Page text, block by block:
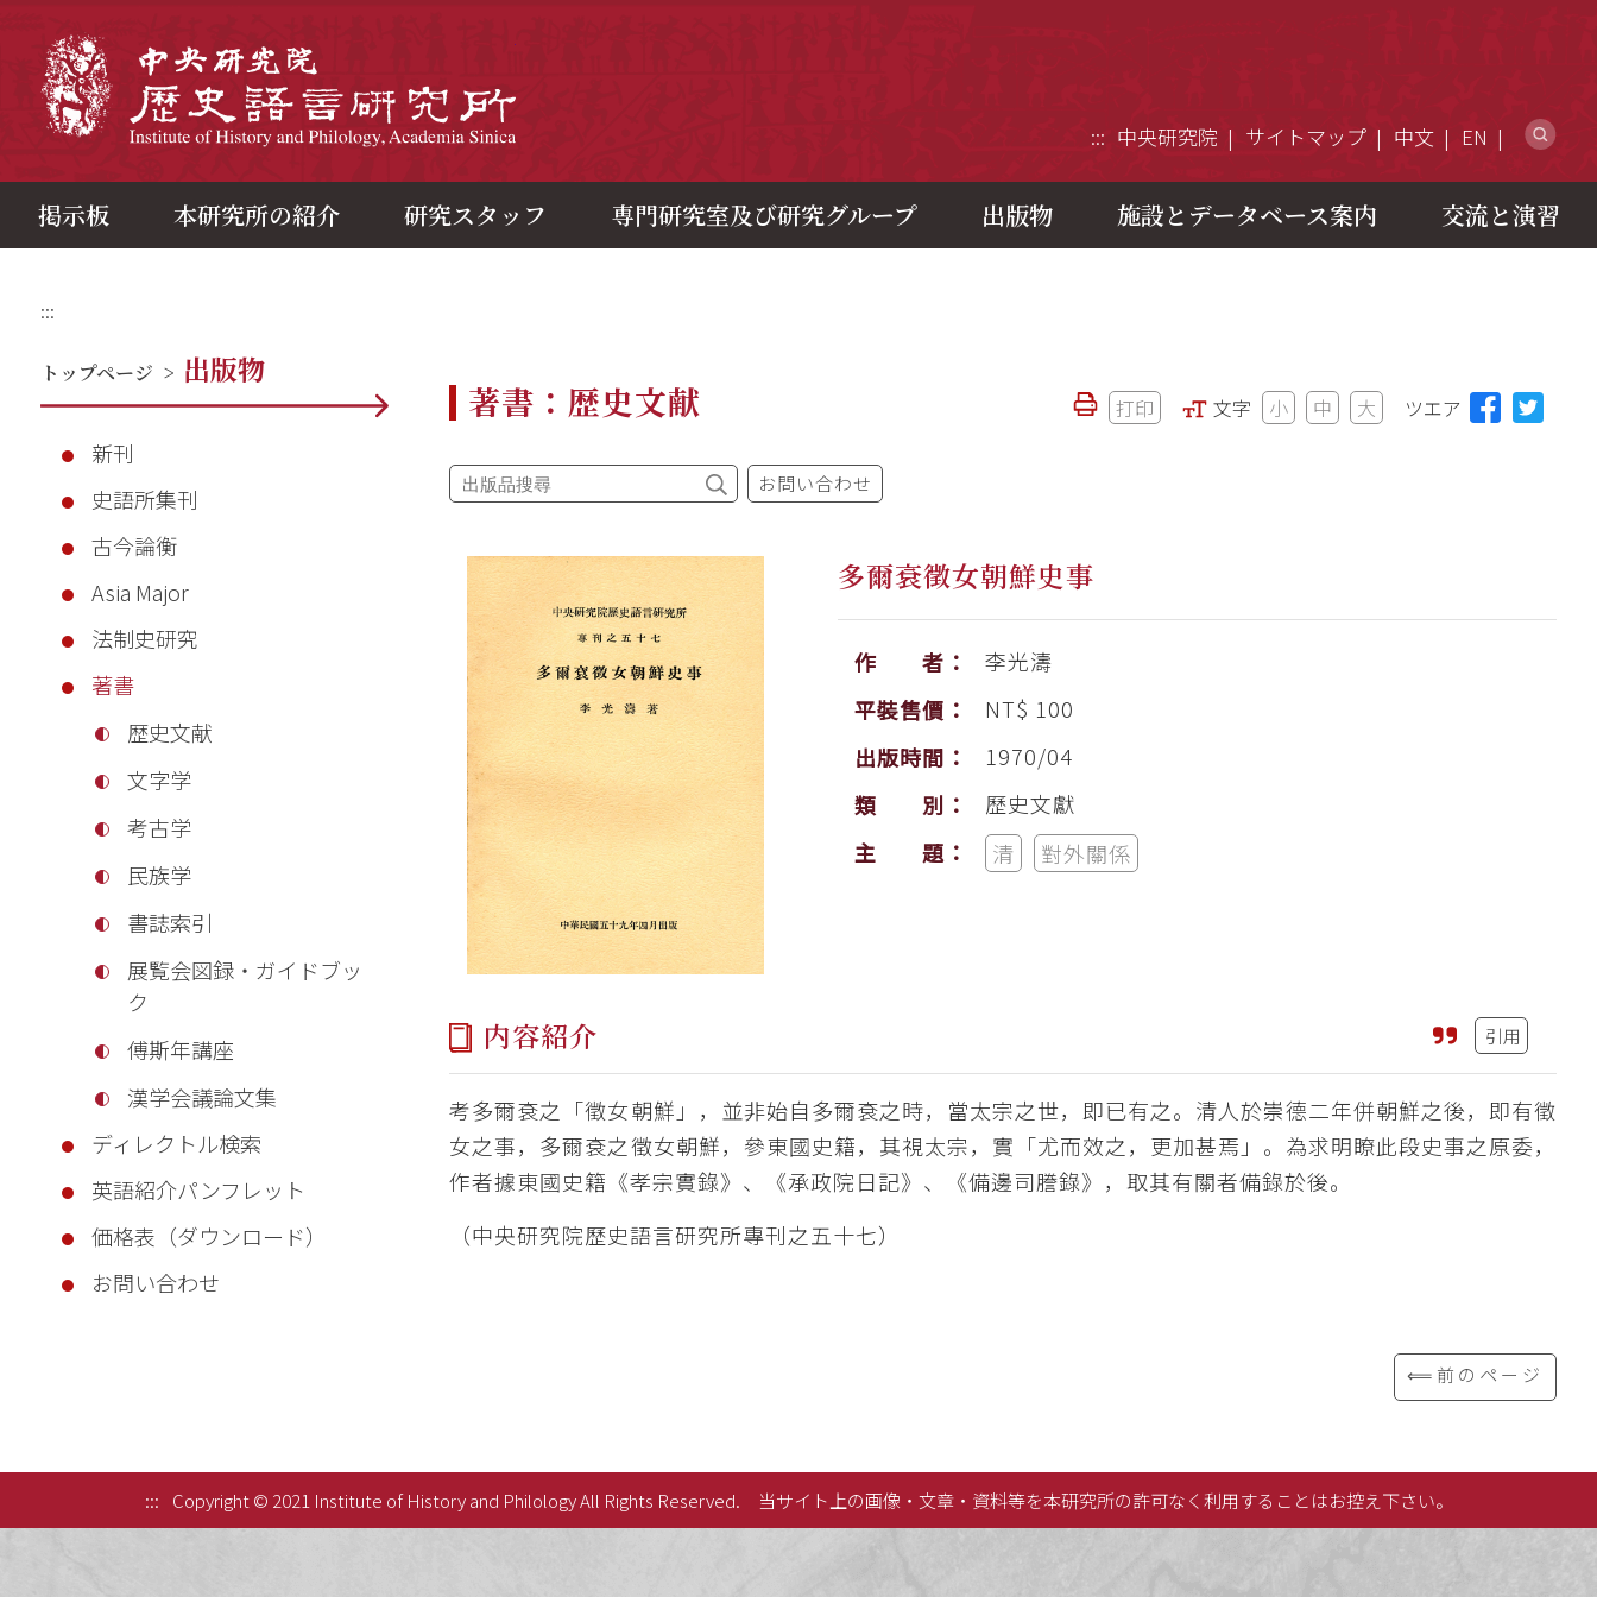
::: 中央研究院 サイトマップ 中文 EN
掲示板 本研究所の紹介 研究スタッフ 専門研究室及び研究グループ 出版物 施設とデータベース案内 交流と演習
:::
トップページ > 出版物
新刊
史語所集刊
古今論衡
Asia Major
法制史研究
著書
歴史文献
文字学
考古学
民族学
書誌索引
展覧会図録・ガイドブッ
ク
傅斯年講座
漢学会議論文集
ディレクトル検索
英語紹介パンフレット
価格表（ダウンロード）
お問い合わせ
著書：歴史文献 打印 文字 小 中 大 ツエア
お問い合わせ
多爾袞徵女朝鮮史事
作 者：
李光濤
平裝售價：
NT$ 100
出版時間：
1970/04
類 別：
歷史文獻
主 題：
清 對外關係
内容紹介 引用
考多爾袞之「徵女朝鮮」，並非始自多爾袞之時，當太宗之世，即已有之。清人於崇德二年併朝鮮之後，即有徵
女之事，多爾袞之徵女朝鮮，參東國史籍，其視太宗，實「尤而效之，更加甚焉」。為求明瞭此段史事之原委，
作者據東國史籍《孝宗實錄》、《承政院日記》、《備邊司謄錄》，取其有關者備錄於後。
（中央研究院歷史語言研究所專刊之五十七）
⟸前のページ
::: Copyright © 2021 Institute of History and Philology All Rights Reserved. 当サイト上の画像・文章・資料等を本研究所の許可なく利用することはお控え下さい。